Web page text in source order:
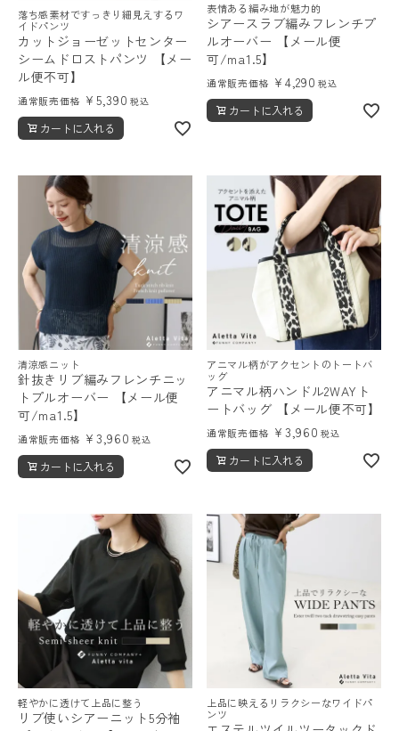
落ち感素材ですっきり細見えするワ
イドパンツ
カットジョーゼットセンター
シームドロストパンツ 【メー
ル便不可】
通常販売価格 ¥ 5,390 税込
カートに入れる
表情ある編み地が魅力的
シアースラブ編みフレンチプ
ルオーバー 【メール便
可/ma1.5】
通常販売価格 ¥ 4,290 税込
カートに入れる
清涼感ニット
針抜きリブ編みフレンチニッ
トプルオーバー 【メール便
可/ma1.5】
通常販売価格 ¥ 3,960 税込
カートに入れる
アニマル柄がアクセントのトートバ
ッグ
アニマル柄ハンドル2WAYト
ートバッグ 【メール便不可】
通常販売価格 ¥ 3,960 税込
カートに入れる
軽やかに透けて上品に整う
リブ使いシアーニット5分袖
上品に映えるリラクシーなワイドパ
ンツ